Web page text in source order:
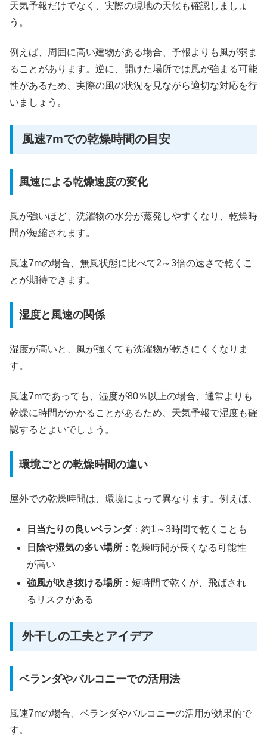
天気予報だけでなく、実際の現地の天候も確認しましょ
う。
例えば、周囲に高い建物がある場合、予報よりも風が弱ま
ることがあります。逆に、開けた場所では風が強まる可能
性があるため、実際の風の状況を見ながら適切な対応を行
いましょう。
風速7mでの乾燥時間の目安
風速による乾燥速度の変化
風が強いほど、洗濯物の水分が蒸発しやすくなり、乾燥時
間が短縮されます。
風速7mの場合、無風状態に比べて2～3倍の速さで乾くこ
とが期待できます。
湿度と風速の関係
湿度が高いと、風が強くても洗濯物が乾きにくくなりま
す。
風速7mであっても、湿度が80％以上の場合、通常よりも
乾燥に時間がかかることがあるため、天気予報で湿度も確
認するとよいでしょう。
環境ごとの乾燥時間の違い
屋外での乾燥時間は、環境によって異なります。例えば、
日当たりの良いベランダ：約1～3時間で乾くことも
日陰や湿気の多い場所 ：乾燥時間が長くなる可能性
が高い
強風が吹き抜ける場所 ：短時間で乾くが、飛ばされ
るリスクがある
外干しの工夫とアイデア
ベランダやバルコニーでの活用法
風速7mの場合、ベランダやバルコニーの活用が効果的で
す。